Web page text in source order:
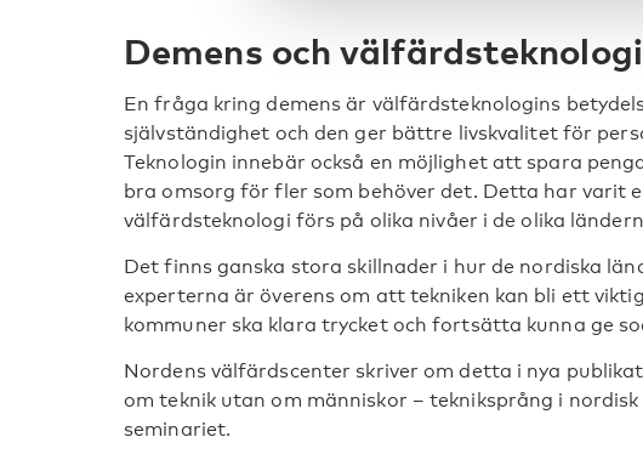
Demens och välfärdsteknologi
En fråga kring demens är välfärdsteknologins
självständighet och den ger bättre livskvalitet för
Teknologin innebär också en möjlighet att spara
bra omsorg för fler som behöver det. Detta har varit
välfärdsteknologi förs på olika nivåer i de olika
Det finns ganska stora skillnader i hur de nordiska
experterna är överens om att tekniken kan bli ett
kommuner ska klara trycket och fortsätta kunna ge
Nordens välfärdscenter skriver om detta i nya
om teknik utan om människor – tekniksprång i nordisk
seminariet.